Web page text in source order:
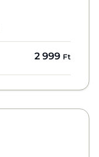
2 999 Ft